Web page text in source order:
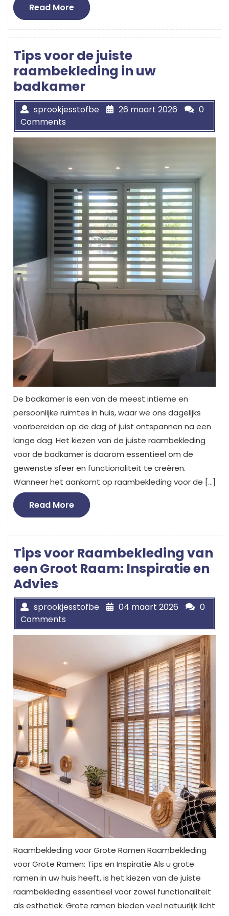
Read MoreRead
More
Tips voor de juiste
raambekleding in uw
badkamer
sprookjesstofbe 26 maart 2026
0
Comments
De badkamer is een van de meest intieme en
persoonlijke ruimtes in huis, waar we ons dagelijks
voorbereiden op de dag of juist ontspannen na een
lange dag. Het kiezen van de juiste raambekleding
voor de badkamer is daarom essentieel om de
gewenste sfeer en functionaliteit te creëren.
Wanneer het aankomt op raambekleding voor de […]
Read MoreRead
More
Tips voor Raambekleding van
een Groot Raam: Inspiratie en
Advies
sprookjesstofbe 04 maart 2026
0
Comments
Raambekleding voor Grote Ramen Raambekleding
voor Grote Ramen: Tips en Inspiratie Als u grote
ramen in uw huis heeft, is het kiezen van de juiste
raambekleding essentieel voor zowel functionaliteit
als esthetiek. Grote ramen bieden veel natuurlijk licht